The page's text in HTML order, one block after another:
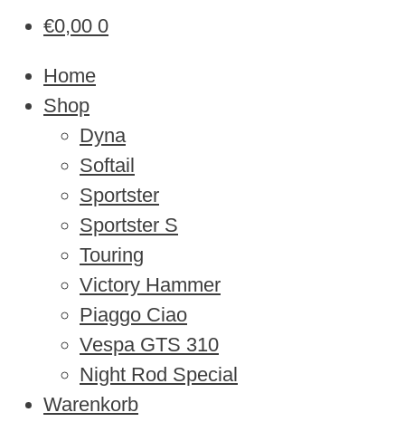
€0,00 0
Home
Shop
Dyna
Softail
Sportster
Sportster S
Touring
Victory Hammer
Piaggo Ciao
Vespa GTS 310
Night Rod Special
Warenkorb